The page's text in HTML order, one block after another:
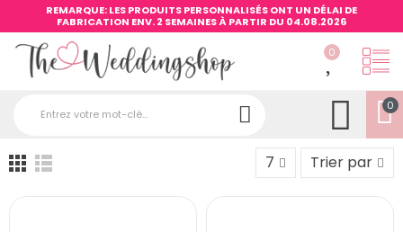
REMARQUE: LES PRODUITS PERSONNALISÉS ONT UN DÉLAI DE
FABRICATION ENV. 2 SEMAINES À PARTIR DU 04.08.2026
0
0
7 Trier par